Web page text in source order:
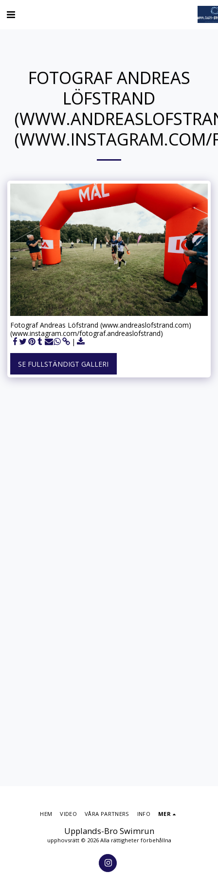
FOTOGRAF ANDREAS
LÖFSTRAND
(WWW.INSTAGRAM.COM/
Fotograf Andreas Löfstrand (www.andreaslofstrand.com)
(www.instagram.com/fotograf.andreaslofstrand)
SE FULLSTÄNDIGT GALLERI
Upplands-Bro Swimrun
upphovsrätt © 2026 Alla rättigheter förbehållna
HEM VIDEO VÅRA PARTNERS INFO MER